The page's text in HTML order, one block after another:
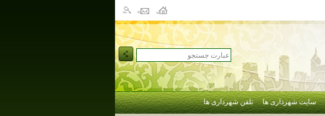
سایت شهرداری ها تلفن شهرداری ها